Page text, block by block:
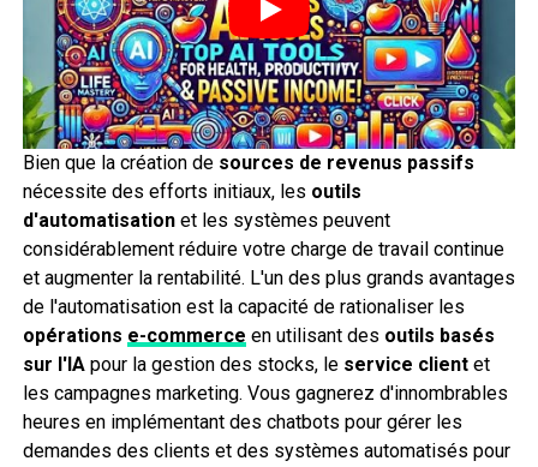
Bien que la création de sources de revenus passifs
nécessite des efforts initiaux, les outils
d'automatisationet les systèmes peuvent
considérablement réduire votre charge de travail continue
et augmenter la rentabilité. L'un des plus grands avantages
de l'automatisation est la capacité de rationaliser les
opérations e-commerce en utilisant des outils basés
sur l'IApour la gestion des stocks, le service clientet
les campagnes marketing. Vous gagnerez d'innombrables
heures en implémentant des chatbots pour gérer les
demandes des clients et des systèmes automatisés pour